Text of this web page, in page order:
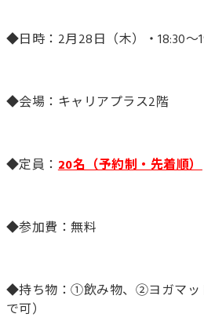
◆日時：2月28日（木）・18:30～
◆会場：キャリアプラス2階
◆定員：20名（予約制・先着順）
◆参加費：無料
◆持ち物：①飲み物、②ヨガマッ
で可）